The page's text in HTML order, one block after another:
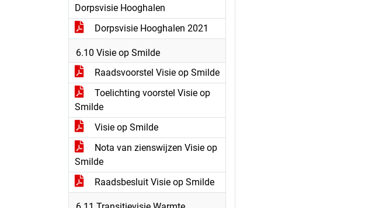
Dorpsvisie Hooghalen
Dorpsvisie Hooghalen 2021
6.10 Visie op Smilde
Raadsvoorstel Visie op Smilde
Toelichting voorstel Visie op
Smilde
Visie op Smilde
Nota van zienswijzen Visie op
Smilde
Raadsbesluit Visie op Smilde